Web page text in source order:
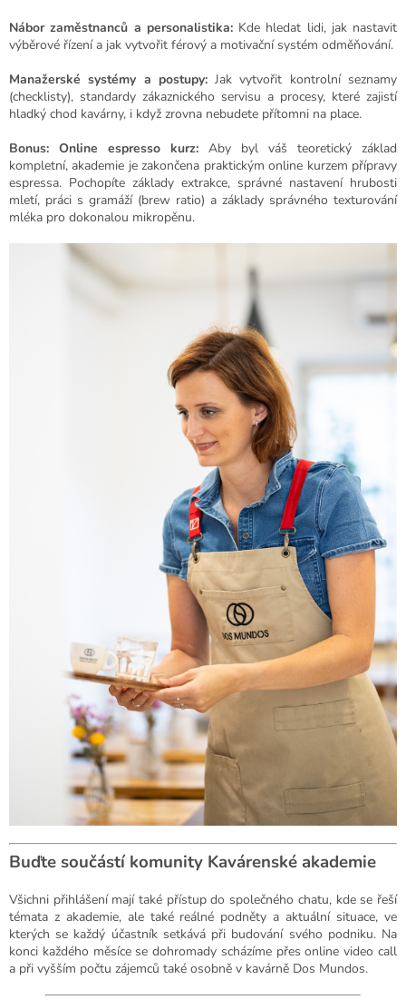
Nábor zaměstnanců a personalistika:Kde hledat lidi, jak nastavit
výběrové řízení a jak vytvořit férový a motivační systém odměňování.
Manažerské systémy a postupy:Jak vytvořit kontrolní seznamy
(checklisty), standardy zákaznického servisu a procesy, které zajistí
hladký chod kavárny, i když zrovna nebudete přítomni na place.
Bonus: Online espresso kurz: Aby byl váš teoretický základ
kompletní, akademie je zakončena praktickým online kurzem přípravy
espressa. Pochopíte základy extrakce, správné nastavení hrubosti
mletí, práci s gramáží (brew ratio) a základy správného texturování
mléka pro dokonalou mikropěnu.
Buďte součástí komunity Kavárenské akademie
Všichni přihlášení mají také přístup do společného chatu, kde se řeší
témata z akademie, ale také reálné podněty a aktuální situace, ve
kterých se každý účastník setkává při budování svého podniku. Na
konci každého měsíce se dohromady scházíme přes online video call
a při vyšším počtu zájemců také osobně v kavárně Dos Mundos.